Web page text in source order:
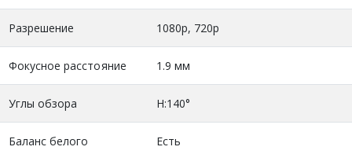
Разрешение 1080p, 720p
Фокусное расстояние 1.9 мм
Углы обзора H:140°
Баланс белого Есть